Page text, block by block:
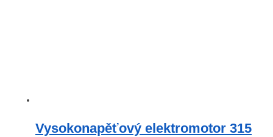
Vysokonapěťový elektromotor 315